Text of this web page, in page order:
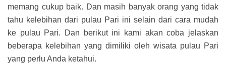
memang cukup baik. Dan masih banyak orang yang tidak
tahu kelebihan dari pulau Pari ini selain dari cara mudah
ke pulau Pari. Dan berikut ini kami akan coba jelaskan
beberapa kelebihan yang dimiliki oleh wisata pulau Pari
yang perlu Anda ketahui.